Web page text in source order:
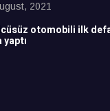
2021
otomobili ilk